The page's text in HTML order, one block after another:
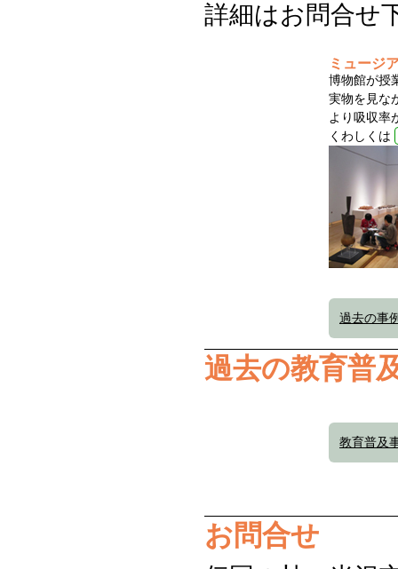
詳細はお問合せ
ミュージ
博物館が授
実物を見な
より吸収率
くわしくは
過去の事
過去の教育普
教育普及
お問合せ